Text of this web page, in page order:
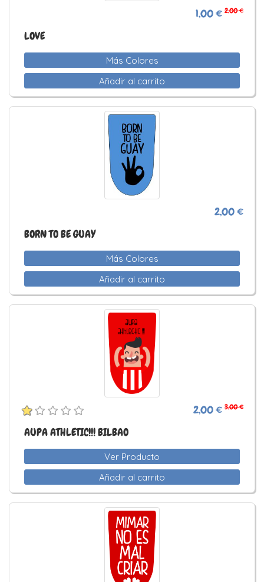
1,00 € 2,00 €
LOVE
Más Colores
Añadir al carrito
2,00 €
BORN TO BE GUAY
Más Colores
Añadir al carrito
2,00 € 3,00 €
AUPA ATHLETIC!!! BILBAO
Ver Producto
Añadir al carrito